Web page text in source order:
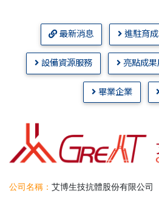
最新消息 進駐育成
設備資源服務 亮點成果
畢業企業
公司名稱： 艾博生技抗體股份有限公司